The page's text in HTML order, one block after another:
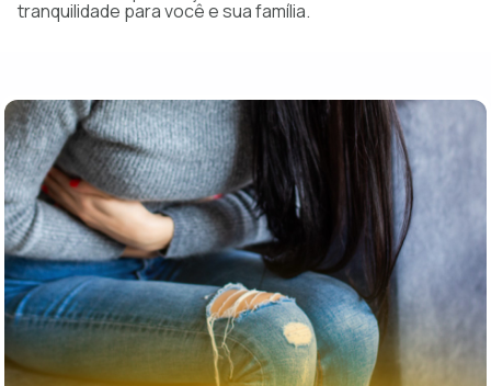
tranquilidade para você e sua família.